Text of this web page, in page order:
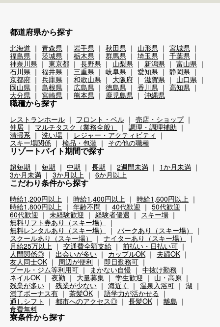
都道府県から探す
北海道 青森県 岩手県 秋田県 山形県
宮城県
福島県
茨城県 栃木県 群馬県 埼玉県
千葉県
神奈川県
東京都 長野県 山梨県 新潟県
富山県
石川県
福井県 三重県 岐阜県 愛知県
静岡県
京都府
兵庫県 和歌山県 大阪府 滋賀県
山口県
岡山県
島根県 広島県 徳島県 香川県
高知県
大分県
宮崎県 熊本県 鹿児島県 沖縄県
職種から探す
レストランホール フロント・ベル
売店・ショップ
仲居
マルチタスク（業務全般）
調理・調理補助
清掃系
洗い場
レジャー・アクティビティ
スキー場関係
検品・包装 その他の職種
リゾートバイト期間で探す
超短期 短期 中期 長期 2週間未満
1か月未満
3か月未満
3か月以上 6か月以上
こだわり条件から探す
時給1,200円以上 時給1,400円以上
時給1,600円以上
時給1,800円以上
年齢不問 40代歓迎
50代歓迎
60代歓迎
未経験歓迎 経験者優遇
スキー場
無料リフト券あり（スキー場）
無料レンタルあり（スキー場）
パークあり（スキー場）
スクールあり（スキー場）
ナイターあり（スキー場）
月給25万以上
交通費全額支給
前払い・日払い可
人間関係◎
出会いが多い カップルOK
夫婦OK
友人同士OK
周辺が便利
即日勤務可
プール・ジム等利用可
まかない自慢
中抜け勤務
ネイルOK
夜勤 大量募集 学生歓迎
山・高原
残業が多い
残業が少ない 海近く 温泉入浴可
湖
満了ボーナス有
茶髪OK
語学力が活かせる
通しシフト
都市へのアクセス◎ 長髪OK
離島
食費無料
寮条件から探す